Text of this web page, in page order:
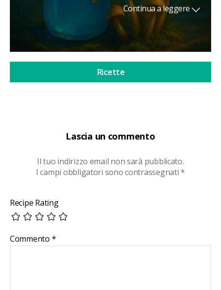
Lascia un commento
Il tuo indirizzo email non sarà pubblicato.
I campi obbligatori sono contrassegnati*
Recipe Rating
Commento *
Continua a leggere
Ricette